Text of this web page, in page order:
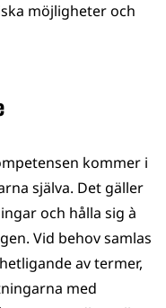
möjligheter och
kommer i
själva. Det gäller
och hålla sig à
Vid behov samlas
av termer,
med